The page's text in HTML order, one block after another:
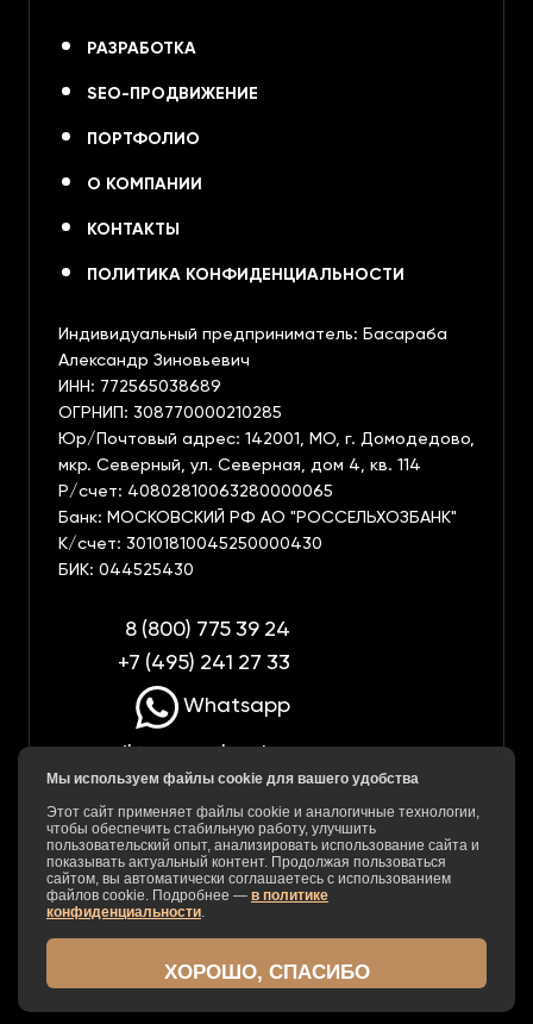
РАЗРАБОТКА
SEO-ПРОДВИЖЕНИЕ
ПОРТФОЛИО
О КОМПАНИИ
КОНТАКТЫ
ПОЛИТИКА КОНФИДЕНЦИАЛЬНОСТИ
Индивидуальный предприниматель: Басараба
Александр Зиновьевич
ИНН: 772565038689
ОГРНИП: 308770000210285
Юр/Почтовый адрес: 142001, МО, г. Домодедово,
мкр. Северный, ул. Северная, дом 4, кв. 114
Р/счет: 40802810063280000065
Банк: МОСКОВСКИЙ РФ АО "РОССЕЛЬХОЗБАНК"
К/счет: 30101810045250000430
БИК: 044525430
8 (800) 775 39 24
+7 (495) 241 27 33
Whatsapp
mail@mnogoland.ru
Вам перезвонить?
Большая Очаковская д. 47, стр. 1
Бизнес центр "Очаково" 119361 Москва
Сайт https://mnogoland.ru/ носит исключительно информационный
Для получения подробной информации о стоимости услуг,
пожалуйста, обращайтесь в офис продаж.
Мы используем файлы cookie для вашего удобства
Этот сайт применяет файлы cookie и аналогичные технологии,
чтобы обеспечить стабильную работу, улучшить
пользовательский опыт, анализировать использование сайта и
показывать актуальный контент. Продолжая пользоваться
сайтом, вы автоматически соглашаетесь с использованием
файлов cookie. Подробнее — в политике
конфиденциальности.
ХОРОШО, СПАСИБО